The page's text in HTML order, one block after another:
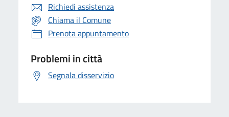
Richiedi assistenza
Chiama il Comune
Prenota appuntamento
Problemi in città
Segnala disservizio